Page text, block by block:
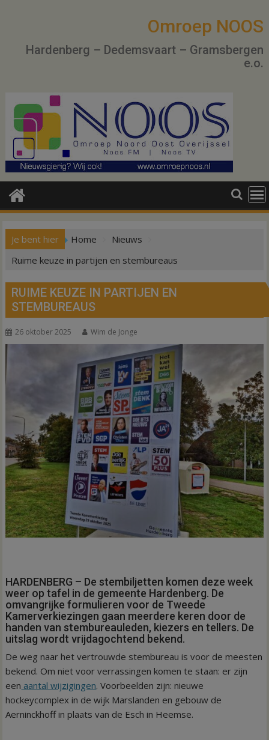
Omroep NOOS
Hardenberg – Dedemsvaart – Gramsbergen
e.o.
Je bent hier Home
Nieuws
Ruime keuze in partijen en stembureaus
RUIME KEUZE IN PARTIJEN EN
STEMBUREAUS
26 oktober 2025 Wim de Jonge
HARDENBERG – De stembiljetten komen deze week
weer op tafel in de gemeente Hardenberg. De
omvangrijke formulieren voor de Tweede
Kamerverkiezingen gaan meerdere keren door de
handen van stembureauleden, kiezers en tellers. De
uitslag wordt vrijdagochtend bekend.
De weg naar het vertrouwde stembureau is voor de meesten
bekend. Om niet voor verrassingen komen te staan: er zijn
een aantal wijzigingen. Voorbeelden zijn: nieuwe
hockeycomplex in de wijk Marslanden en gebouw de
Aerninckhoff in plaats van de Esch in Heemse.